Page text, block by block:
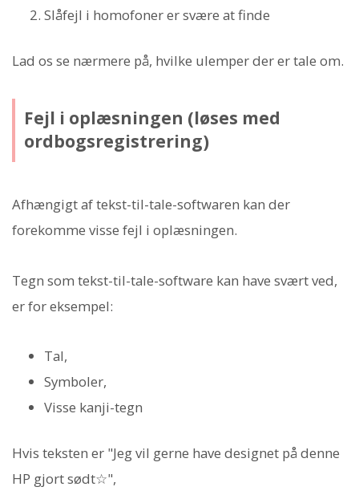
Slåfejl i homofoner er svære at finde
Lad os se nærmere på, hvilke ulemper der er tale om.
Fejl i oplæsningen (løses med
ordbogsregistrering)
Afhængigt af tekst-til-tale-softwaren kan der
forekomme visse fejl i oplæsningen.
Tegn som tekst-til-tale-software kan have svært ved,
er for eksempel:
Tal,
Symboler,
Visse kanji-tegn
Hvis teksten er "Jeg vil gerne have designet på denne
HP gjort sødt☆",